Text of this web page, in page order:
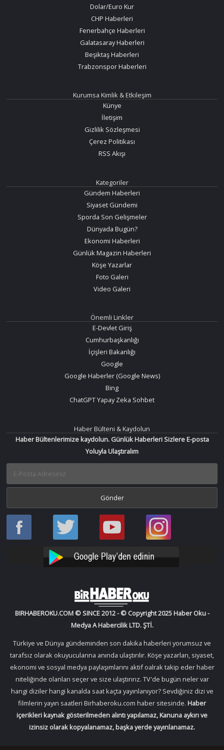
Dolar/Euro Kur
CHP Haberleri
Fenerbahçe Haberleri
Galatasaray Haberleri
Beşiktaş Haberleri
Trabzonspor Haberleri
Kurumsa Kimlik & Etkileşim
Künye
İletişim
Gizlilik Sözleşmesi
Çerez Politikası
RSS Akışı
Kategoriler
Gündem Haberleri
Siyaset Gündemi
Sporda Son Gelişmeler
Dünyada Bugün?
Ekonomi Haberleri
Günlük Magazin Haberleri
Köşe Yazarlar
Foto Galeri
Video Galeri
Önemli Linkler
E-Devlet Giriş
Cumhurbaşkanlığı
İçişleri Bakanlığı
Google
Google Haberler (Google News)
Bing
ChatGPT Yapay Zeka Sohbet
Haber Bülteni & Kaydolun
Haber Bültenlerimize kaydolun. Günlük Haberleri Sizlere E-posta
Yoluyla Ulaştıralım
Haber
Oku
Haber
Oku
Bir
Haber
YouTube
Bir
Haber
Instagram
BIRHABEROKU.COM © SINCE 2012 - © Copyright 2025 Haber Oku -
Medya A Habercilik LTD. ŞTİ.
Türkiye ve Dünya gündeminden son dakika haberleri yorumsuz ve
tarafsız olarak okuyucularına anında ulaştırılır. Köşe yazarları, siyaset,
ekonomi ve sosyal medya paylaşımlarını aktif oalrak takip eder haber
niteliğinde olanları seçer ve size ulaştırırız. TV'de bugün neler var
hangi diziler hangi kanalda saat kaçta yayınlanıyor? Sevdiğiniz dizi ve
filmlerin yayın saatleri Birhaberoku.com haber sitesinde. Haber
içerikleri kaynak gösterilmeden alıntı yapılamaz, Kanuna aykırı ve
izinsiz olarak kopyalanamaz, başka yerde yayınlanamaz.